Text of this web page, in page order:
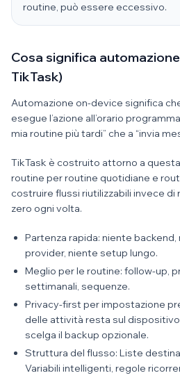
routine, può essere eccessivo.
Cosa significa
TikTask)
Automazione on-device significa
esegue l’azione all’orario
mia routine più tardi” che a “invia
TikTask è costruito attorno a
routine per routine quotidiane e
costruire flussi riutilizzabili invece di
zero ogni volta.
Partenza rapida: niente
provider, niente setup lungo.
Meglio per le routine: follow-up,
settimanali, sequenze.
Privacy-first per impostazione
delle attività resta sul
scelga il backup opzionale.
Struttura del flusso: Liste
Variabili intelligenti, regole